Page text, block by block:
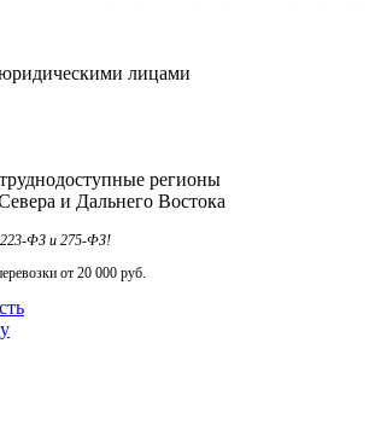
юридическими лицами
регионы
и Дальнего Востока
ФЗ и 275-ФЗ!
от 20 000 руб.